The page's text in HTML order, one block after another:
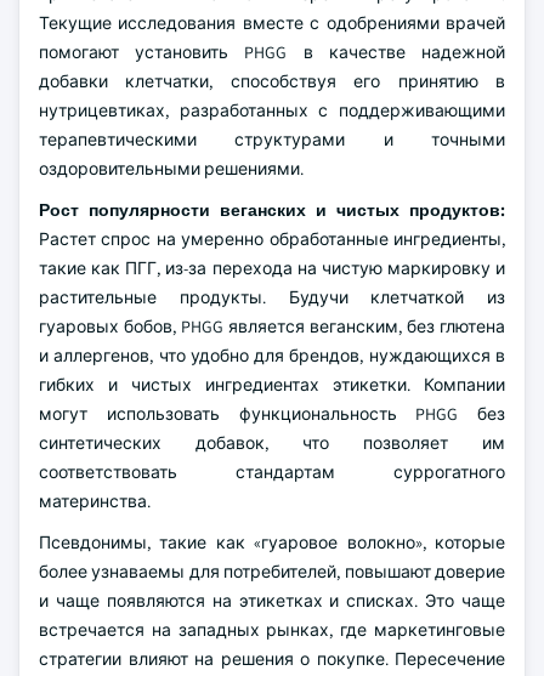
Текущие исследования вместе с одобрениями врачей
помогают установить PHGG в качестве надежной
добавки клетчатки, способствуя его принятию в
нутрицевтиках, разработанных с поддерживающими
терапевтическими структурами и точными
оздоровительными решениями.
Рост популярности веганских и чистых продуктов:
Растет спрос на умеренно обработанные ингредиенты,
такие как ПГГ, из-за перехода на чистую маркировку и
растительные продукты. Будучи клетчаткой из
гуаровых бобов, PHGG является веганским, без глютена
и аллергенов, что удобно для брендов, нуждающихся в
гибких и чистых ингредиентах этикетки. Компании
могут использовать функциональность PHGG без
синтетических добавок, что позволяет им
соответствовать стандартам суррогатного
материнства.
Псевдонимы, такие как «гуаровое волокно», которые
более узнаваемы для потребителей, повышают доверие
и чаще появляются на этикетках и списках. Это чаще
встречается на западных рынках, где маркетинговые
стратегии влияют на решения о покупке. Пересечение